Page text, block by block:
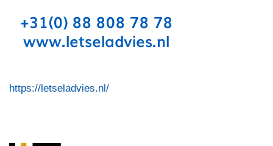
https://letseladvies.nl/